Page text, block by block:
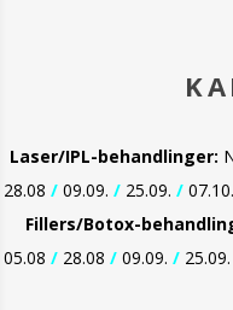
Laser/IPL-behandlinger:
28.08 / 09.09. / 25.09. / 07.10.
Fillers/Botox-
05.08 / 28.08 / 09.09. / 25.09.